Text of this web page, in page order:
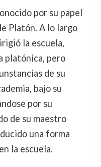
por su papel
Platón. A lo largo
la escuela,
platónica, pero
de su
bajo su
por su
de su maestro
una forma
la escuela.